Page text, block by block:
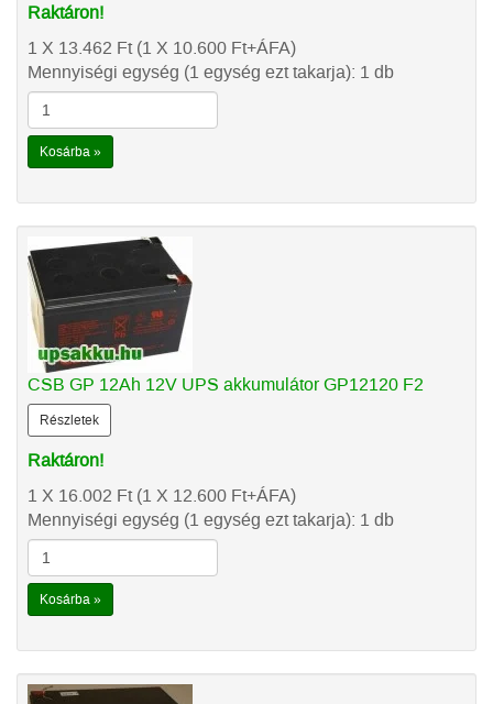
Raktáron!
1 X 13.462 Ft(1 X 10.600 Ft+ÁFA)
Mennyiségi egység (1 egység ezt takarja): 1 db
Kosárba »
CSB GP 12Ah 12V UPS akkumulátor GP12120 F2
Részletek
Raktáron!
1 X 16.002 Ft(1 X 12.600 Ft+ÁFA)
Mennyiségi egység (1 egység ezt takarja): 1 db
Kosárba »